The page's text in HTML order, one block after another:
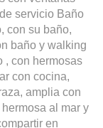
servicio Baño
con su baño,
baño y walking
, con hermosas
con cocina,
amplia con
al mar y
en